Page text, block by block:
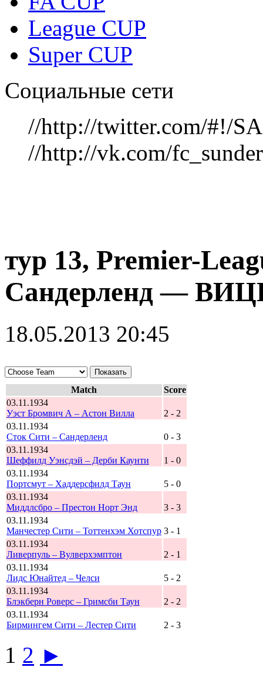
League CUP
Super CUP
Социальные сети
//http://twitter.com/#!/
//http://vk.com/
тур 13, Рremier-
Сандерленд —
18.05.2013 20:45
Match
Score
03.11.1934
Уэст Бромвич А – Астон Вилла
2 - 2
03.11.1934
Сток Сити – Сандерленд
0 - 3
03.11.1934
Шеффилд Уэнсдэй – Дерби Каунти
1 - 0
03.11.1934
Портсмут – Хаддерсфилд Таун
5 - 0
03.11.1934
Миддлсбро – Престон Норт Энд
3 - 3
03.11.1934
Манчестер Сити – Тоттенхэм Хотспур 3 - 1
03.11.1934
Ливерпуль – Вулверхэмптон
2 - 1
03.11.1934
Лидс Юнайтед – Челси
5 - 2
03.11.1934
Блэкберн Роверс – Гримсби Таун
2 - 2
03.11.1934
Бирмингем Сити – Лестер Сити
2 - 3
1 2 ►